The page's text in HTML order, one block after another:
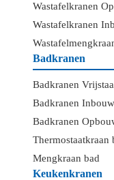
Wastafelkranen
Wastafelkranen
Badkranen
Badkranen
Badkranen Inbouw
Badkranen
Thermostaatkraan
Mengkraan bad
Keukenkranen